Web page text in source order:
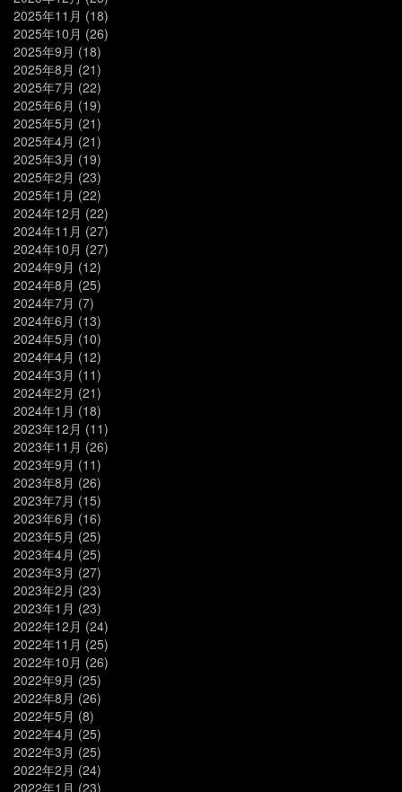
2025年11月 (18)
2025年10月 (26)
2025年9月 (18)
2025年8月 (21)
2025年7月 (22)
2025年6月 (19)
2025年5月 (21)
2025年4月 (21)
2025年3月 (19)
2025年2月 (23)
2025年1月 (22)
2024年12月 (22)
2024年11月 (27)
2024年10月 (27)
2024年9月 (12)
2024年8月 (25)
2024年7月 (7)
2024年6月 (13)
2024年5月 (10)
2024年4月 (12)
2024年3月 (11)
2024年2月 (21)
2024年1月 (18)
2023年12月 (11)
2023年11月 (26)
2023年9月 (11)
2023年8月 (26)
2023年7月 (15)
2023年6月 (16)
2023年5月 (25)
2023年4月 (25)
2023年3月 (27)
2023年2月 (23)
2023年1月 (23)
2022年12月 (24)
2022年11月 (25)
2022年10月 (26)
2022年9月 (25)
2022年8月 (26)
2022年5月 (8)
2022年4月 (25)
2022年3月 (25)
2022年2月 (24)
2022年1月 (23)